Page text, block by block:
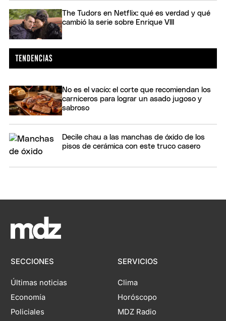
The Tudors en Netflix: qué es verdad y qué
cambió la serie sobre Enrique VIII
No es el vacío: el corte que recomiendan los
carniceros para lograr un asado jugoso y
sabroso
Decile chau a las manchas de óxido de los
pisos de cerámica con este truco casero
SECCIONES
Últimas noticias
Economía
Policiales
SERVICIOS
Clima
Horóscopo
MDZ Radio